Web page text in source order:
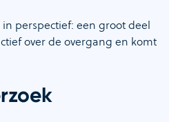
perspectief: een groot deel
over de overgang en komt